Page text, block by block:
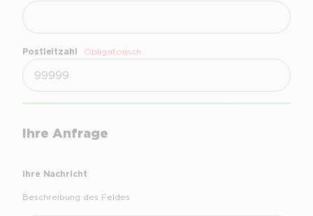
Postleitzahl Obligatorisch
Ihre Anfrage
Ihre Nachricht
Beschreibung des Feldes